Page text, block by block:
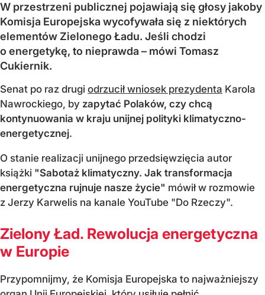
W przestrzeni publicznej pojawiają się głosy jakoby
Komisja Europejska wycofywała się z niektórych
elementów Zielonego Ładu. Jeśli chodzi
o energetykę, to nieprawda – mówi Tomasz
Cukiernik.
Senat po raz drugi odrzucił wniosek prezydenta Karola
Nawrockiego, by zapytać Polaków, czy chcą
kontynuowania w kraju unijnej polityki klimatyczno-
energetycznej.
O stanie realizacji unijnego przedsięwzięcia autor
książki "Sabotaż klimatyczny. Jak transformacja
energetyczna rujnuje nasze życie" mówił w rozmowie
z Jerzy Karwelis na kanale YouTube "Do Rzeczy".
Zielony Ład. Rewolucja energetyczna
w Europie
Przypomnijmy, że Komisja Europejska to najważniejszy